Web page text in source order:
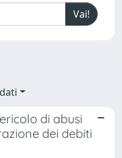
di abusi
dei debiti